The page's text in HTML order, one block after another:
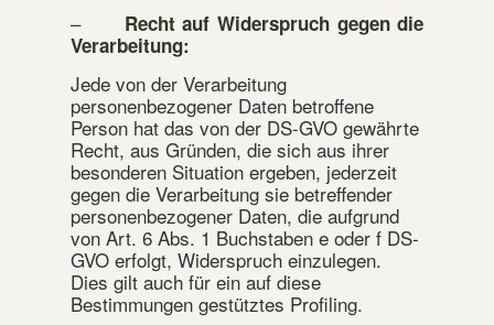
–
Recht auf Widerspruch gegen die
Verarbeitung:
Jede von der Verarbeitung
personenbezogener Daten betroffene
Person hat das von der DS-GVO gewährte
Recht, aus Gründen, die sich aus ihrer
besonderen Situation ergeben, jederzeit
gegen die Verarbeitung sie betreffender
personenbezogener Daten, die aufgrund
von Art. 6 Abs. 1 Buchstaben e oder f DS-
GVO erfolgt, Widerspruch einzulegen.
Dies gilt auch für ein auf diese
Bestimmungen gestütztes Profiling.